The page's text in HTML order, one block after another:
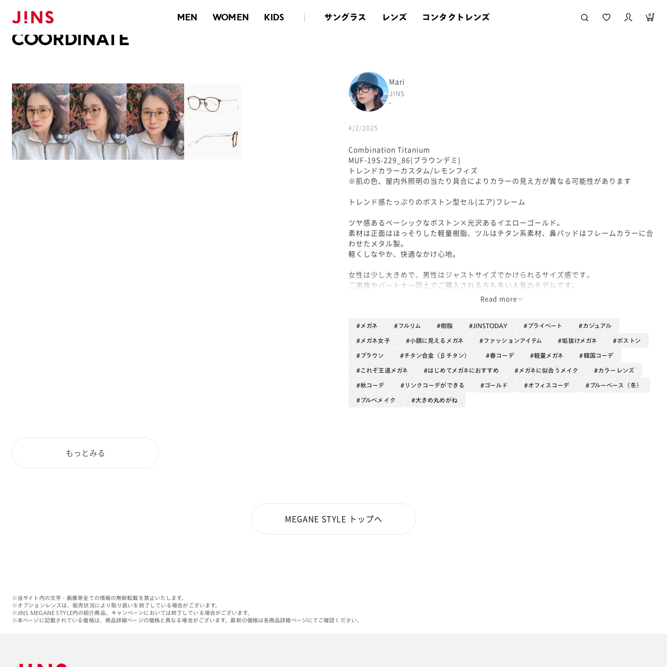
MEN WOMEN KIDS サングラス レンズ コンタクトレンズ 0
メガネのJINS TOP
COORDINATE
Mari
JINS
-
4/2/2025
Combination Titanium
MUF-19S-229_86(ブラウンデミ)
トレンドカラーカスタム/レモンフィズ
※肌の色、屋内外照明の当たり具合によりカラーの見え方が異なる可能性があります
トレンド感たっぷりのボストン型セル(エア)フレーム
ツヤ感あるベーシックなボストン×光沢あるイエローゴールド。
素材は正面はほっそりした軽量樹脂、ツルはチタン系素材、鼻パッドはフレームカラーに合
わせたメタル製。
軽くしなやか、快適なかけ心地。
女性は少し大きめで、男性はジャストサイズでかけられるサイズ感です。
ご家族やパートナー同士でご購入される方も多い人気のモデルです。
カラーは2025年限定JINSオリジナルカラー【レモンフィズ】をカスタム。
自然の中に見られるような柔らかく肌なじみ良いレモンカラーです。
ぜひお試しくださいませ！
Read more
メガネ フルリム 樹脂 JINSTODAY プライベート カジュアル
メガネ女子 小顔に見えるメガネ ファッションアイテム 垢抜けメガネ ボストン
ブラウン チタン合金（βチタン） 春コーデ 軽量メガネ 韓国コーデ
これぞ王道メガネ はじめてメガネにおすすめ メガネに似合うメイク カラーレンズ
秋コーデ リンクコーデができる ゴールド オフィスコーデ ブルーベース（冬）
ブルベメイク 大きめ丸めがね
もっとみる
MEGANE STYLE トップへ
※当サイト内の文字・画像等全ての情報の無断転載を禁止いたします。
※オプションレンズは、販売状況により取り扱いを終了している場合がございます。
※JINS MEGANE STYLE内の紹介商品、キャンペーンにおいては終了している場合がございます。
※本ページに記載されている価格は、商品詳細ページの価格と異なる場合がございます。最新の価格は各商品詳細ページにてご確認ください。